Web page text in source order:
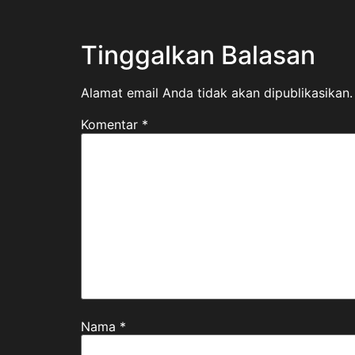
Tinggalkan Balasan
Alamat email Anda tidak akan dipublikasikan.
Komentar *
Nama *